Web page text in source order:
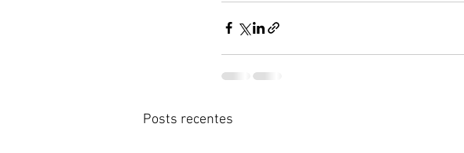
Posts recentes